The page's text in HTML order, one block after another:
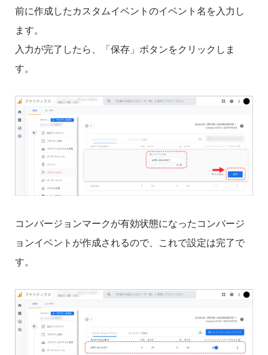
前に作成したカスタムイベントのイベント名を入力し
ます。
入力が完了したら、「保存」ボタンをクリックしま
す。
コンバージョンマークが有効状態になったコンバージ
ョンイベントが作成されるので、これで設定は完了で
す。